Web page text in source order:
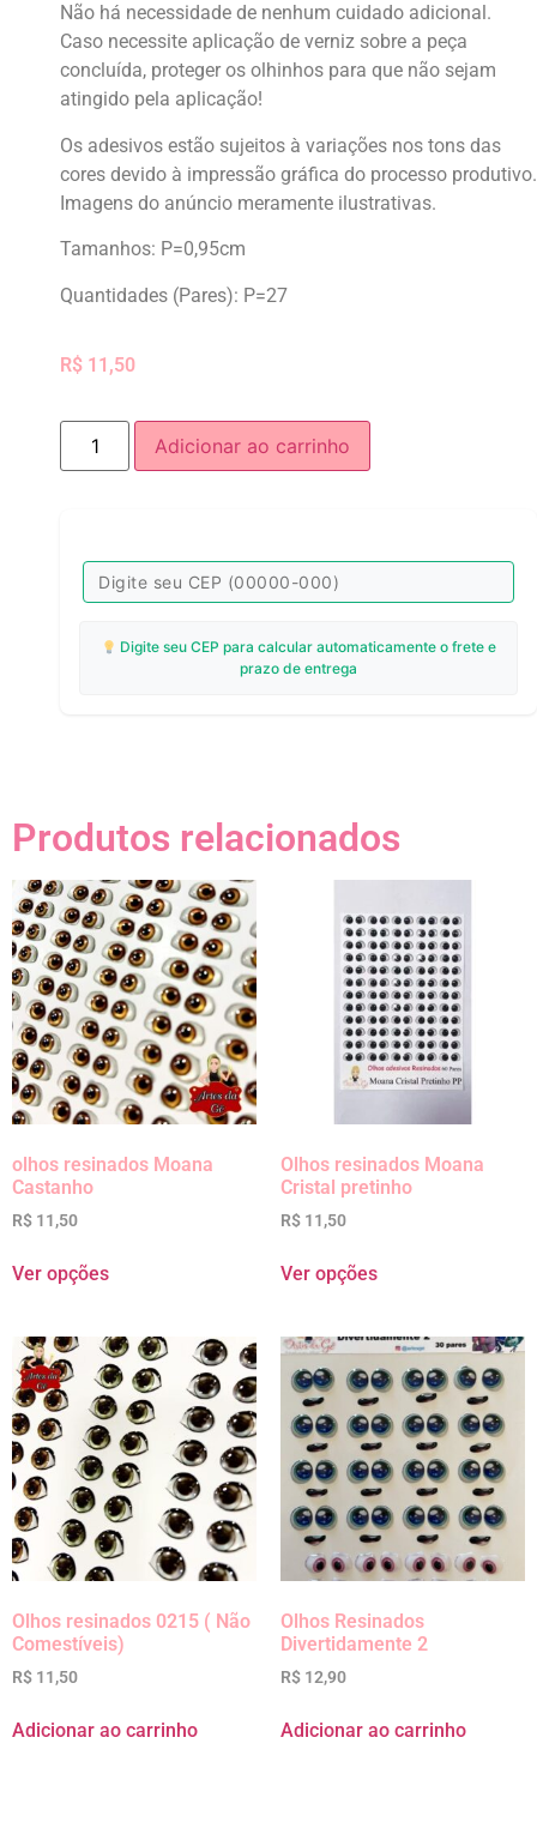
Não há necessidade de nenhum cuidado adicional.
Caso necessite aplicação de verniz sobre a peça
concluída, proteger os olhinhos para que não sejam
atingido pela aplicação!
Os adesivos estão sujeitos à variações nos tons das
cores devido à impressão gráfica do processo produtivo.
Imagens do anúncio meramente ilustrativas.
Tamanhos: P=0,95cm
Quantidades (Pares): P=27
R$ 11,50
Adicionar ao carrinho
Digite seu CEP para calcular automaticamente o frete e
prazo de entrega
Produtos relacionados
olhos resinados Moana
Castanho
R$ 11,50
Ver opções
Olhos resinados Moana
Cristal pretinho
R$ 11,50
Ver opções
Olhos resinados 0215 ( Não
Comestíveis)
R$ 11,50
Adicionar ao carrinho
Olhos Resinados
Divertidamente 2
R$ 12,90
Adicionar ao carrinho